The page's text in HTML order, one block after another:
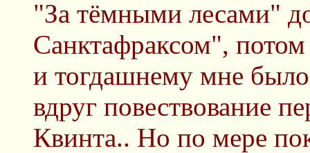
"За тёмными лесами"
Санктафраксом",
и тогдашнему мне
вдруг повествование
Квинта.. Но по мере